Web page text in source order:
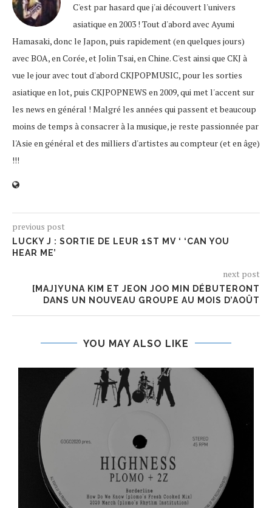
C'est par hasard que j'ai découvert l'univers
asiatique en 2003 ! Tout d'abord avec Ayumi
Hamasaki, donc le Japon, puis rapidement (en quelques jours)
avec BOA, en Corée, et Jolin Tsai, en Chine. C'est ainsi que CKJ à
vue le jour avec tout d'abord CKJPOPMUSIC, pour les sorties
asiatique en lot, puis CKJPOPNEWS en 2009, qui met l'accent sur
les news en général ! Malgré les années qui passent et beaucoup
moins de temps à consacrer à la musique, je reste passionnée par
l'Asie en général et des milliers d'artistes au compteur (et en âge)
!!!
previous post
LUCKY J : SORTIE DE LEUR 1ST MV ‘ ‘CAN YOU
HEAR ME’
next post
[MAJ]YUNA KIM ET JEON JOO MIN DÉBUTERONT
DANS UN NOUVEAU GROUPE AU MOIS D’AOÛT
YOU MAY ALSO LIKE